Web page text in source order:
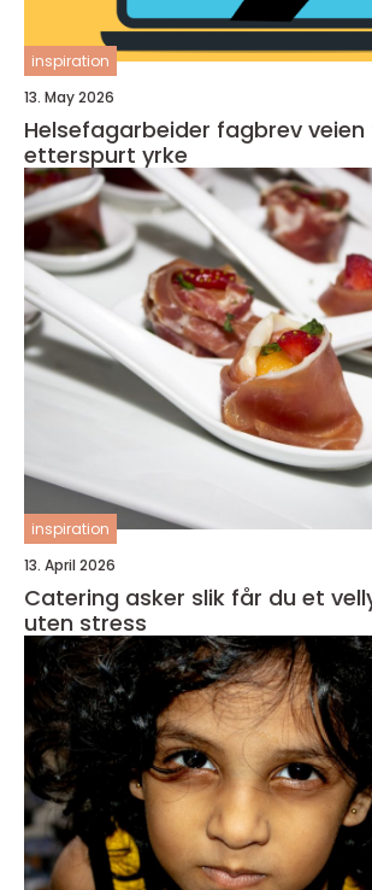
inspiration
13. May 2026
Helsefagarbeider fagbrev veien til et trygt og
etterspurt yrke
inspiration
13. April 2026
Catering asker slik får du et vellykket selskap
uten stress